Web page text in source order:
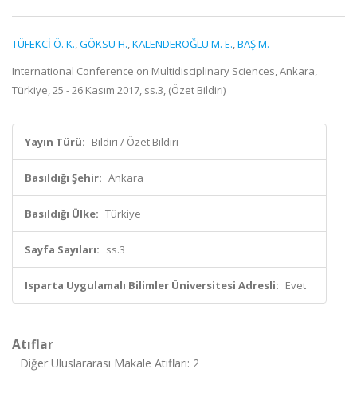
TÜFEKCİ Ö. K.,GÖKSU H.,KALENDEROĞLU M. E.,BAŞ M.
International Conference on Multidisciplinary Sciences, Ankara,
Türkiye, 25 - 26 Kasım 2017, ss.3, (Özet Bildiri)
Yayın Türü: Bildiri / Özet Bildiri
Basıldığı Şehir: Ankara
Basıldığı Ülke: Türkiye
Sayfa Sayıları: ss.3
Isparta Uygulamalı Bilimler Üniversitesi Adresli: Evet
Atıflar
Diğer Uluslararası Makale Atıfları: 2